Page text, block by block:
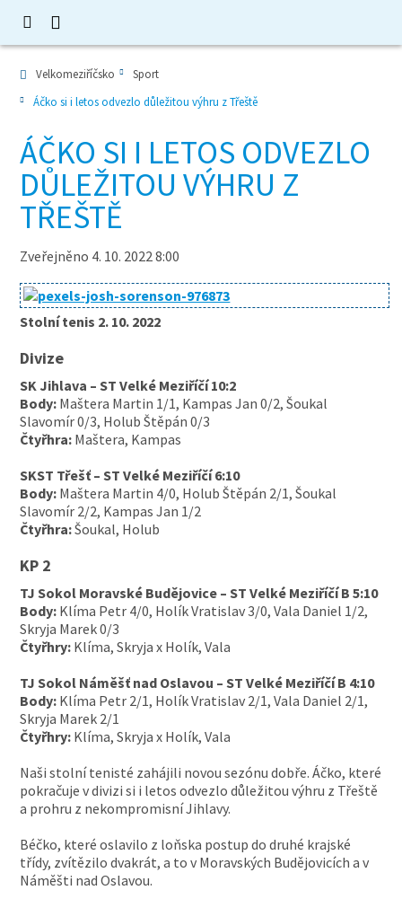
Velkomeziříčsko
Sport
Áčko si i letos odvezlo důležitou výhru z Třeště
ÁČKO SI I LETOS ODVEZLO
DŮLEŽITOU VÝHRU Z
TŘEŠTĚ
Zveřejněno 4. 10. 2022 8:00
Stolní tenis 2. 10. 2022
Divize
SK Jihlava – ST Velké Meziříčí 10:2
Body: Maštera Martin 1/1, Kampas Jan 0/2, Šoukal
Slavomír 0/3, Holub Štěpán 0/3
Čtyřhra: Maštera, Kampas
SKST Třešť – ST Velké Meziříčí 6:10
Body: Maštera Martin 4/0, Holub Štěpán 2/1, Šoukal
Slavomír 2/2, Kampas Jan 1/2
Čtyřhra:Šoukal, Holub
KP 2
TJ Sokol Moravské Budějovice – ST Velké Meziříčí B 5:10
Body: Klíma Petr 4/0, Holík Vratislav 3/0, Vala Daniel 1/2,
Skryja Marek 0/3
Čtyřhry: Klíma, Skryja x Holík, Vala
TJ Sokol Náměšť nad Oslavou – ST Velké Meziříčí B 4:10
Body: Klíma Petr 2/1, Holík Vratislav 2/1, Vala Daniel 2/1,
Skryja Marek 2/1
Čtyřhry: Klíma, Skryja x Holík, Vala
Naši stolní tenisté zahájili novou sezónu dobře. Áčko, které
pokračuje v divizi si i letos odvezlo důležitou výhru z Třeště
a prohru z nekompromisní Jihlavy.
Béčko, které oslavilo z loňska postup do druhé krajské
třídy, zvítězilo dvakrát, a to v Moravských Budějovicích a v
Náměšti nad Oslavou.